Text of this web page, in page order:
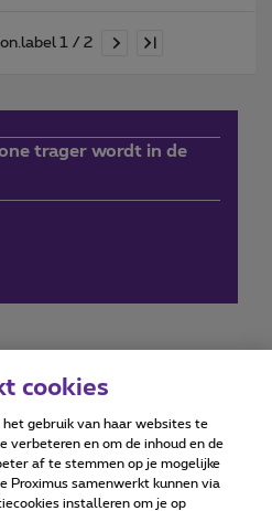
1 / 2
trager wordt in de
Accessibility statement
cookies
gebruik van haar websites te
verbeteren en om de inhoud en de
af te stemmen op je mogelijke
Proximus samenwerkt kunnen via
installeren om je op